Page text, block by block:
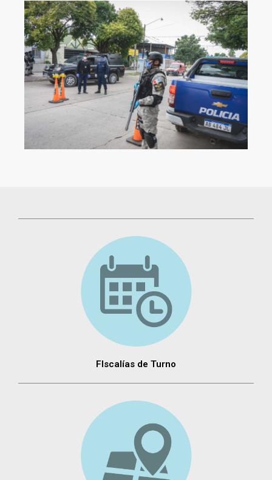
FIscalías de Turno